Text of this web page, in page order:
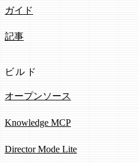
ガイド
記事
ビルド
オープンソース
Knowledge MCP
Director Mode Lite